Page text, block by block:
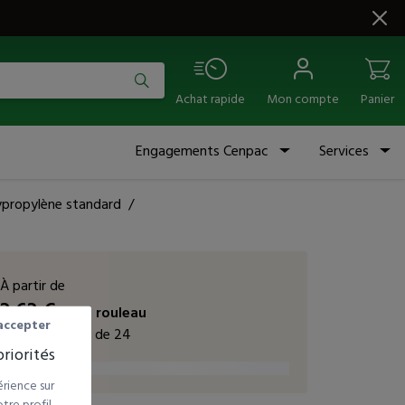
Achat rapide Mon compte Panier
Engagements Cenpac Services
standard /
À partir de
3,63€HTle rouleau
vendu par colis de 24
sur